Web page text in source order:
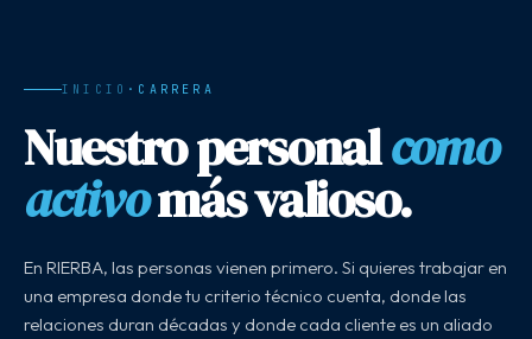
INICIO · CARRERA
Nuestro personalcomo
activomás valioso.
En RIERBA, las personas vienen primero. Si quieres trabajar en
una empresa donde tu criterio técnico cuenta, donde las
relaciones duran décadas y donde cada cliente es un aliado